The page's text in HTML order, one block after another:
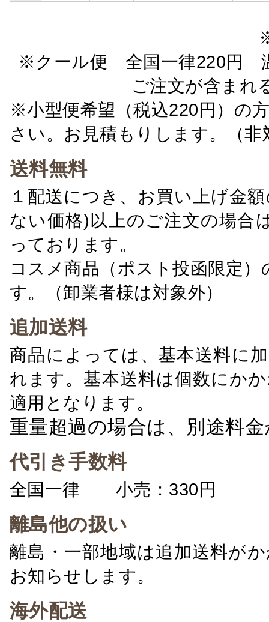
※クール便 全国一律220円
ご注文が含ま
※小型便希望（税込220円）の
さい。お見積もりします。（非
送料無料
１配送につき、お買い上げ金
ない価格)以上のご注文の場合
っております。
コスメ商品（ポスト投函限定
す。（卸業者様は対象外）
追加送料
商品によっては、基本送料に
れます。基本送料は個数にか
適用となります。
重量超過の場合は、別途料
代引き手数料
全国一律 小売：330円 卸
離島他の扱い
離島・一部地域は追加送料が
お知らせします。
海外配送